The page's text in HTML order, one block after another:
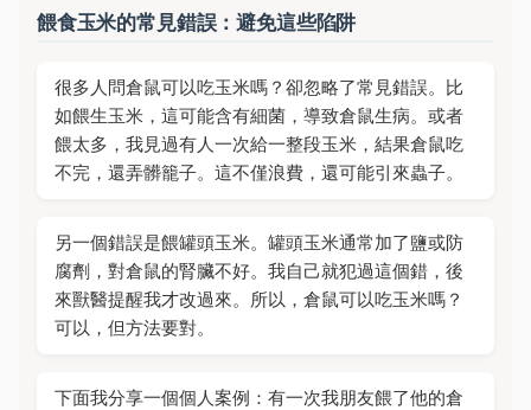
餵食玉米的常見錯誤：避免這些陷阱
很多人問倉鼠可以吃玉米嗎？卻忽略了常見錯誤。比
如餵生玉米，這可能含有細菌，導致倉鼠生病。或者
餵太多，我見過有人一次給一整段玉米，結果倉鼠吃
不完，還弄髒籠子。這不僅浪費，還可能引來蟲子。
另一個錯誤是餵罐頭玉米。罐頭玉米通常加了鹽或防
腐劑，對倉鼠的腎臟不好。我自己就犯過這個錯，後
來獸醫提醒我才改過來。所以，倉鼠可以吃玉米嗎？
可以，但方法要對。
下面我分享一個個人案例：有一次我朋友餵了他的倉